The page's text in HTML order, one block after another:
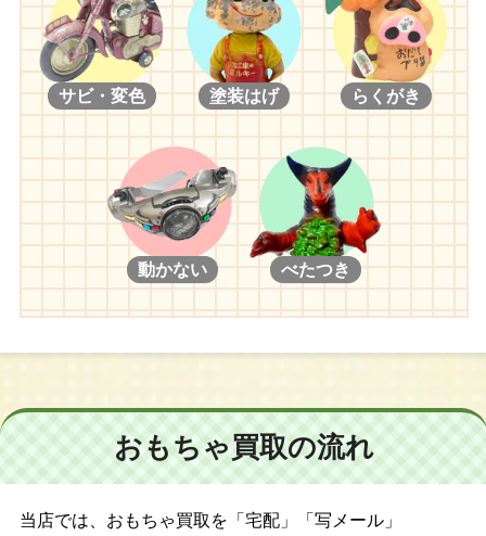
サビ・変色 塗装はげ らくがき
動かない べたつき
おもちゃ買取の流れ
当店では、おもちゃ買取を「宅配」「写メール」